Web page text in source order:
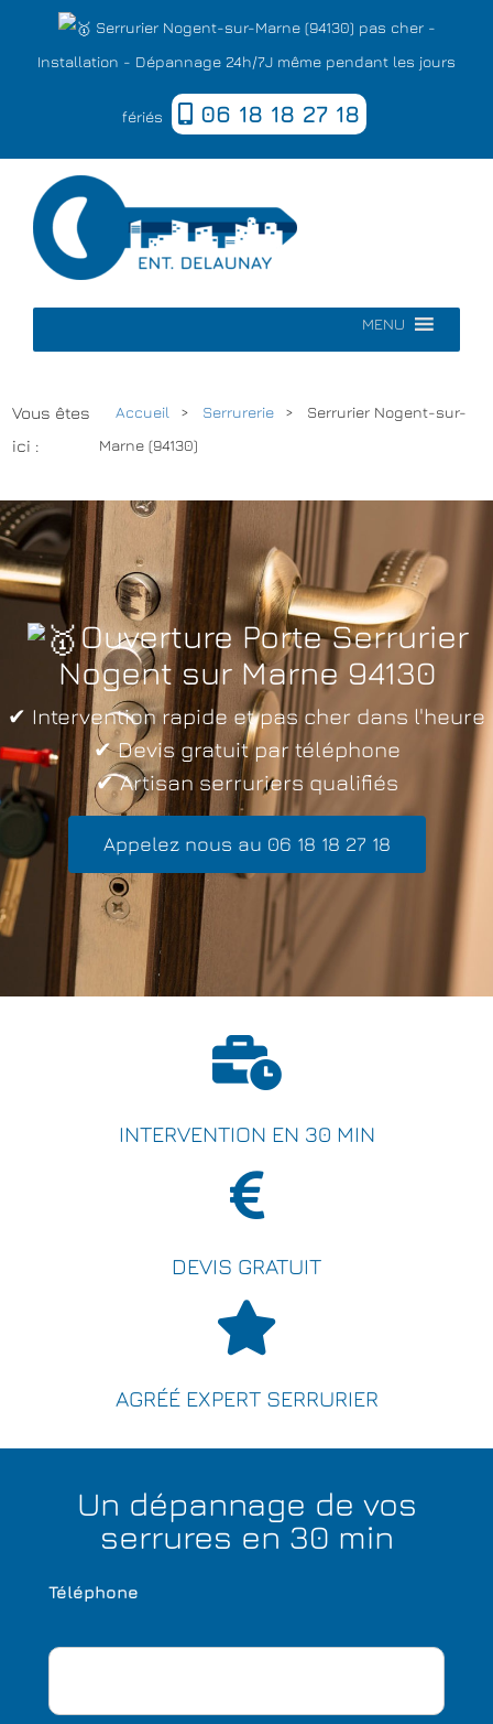
Serrurier Nogent-sur-Marne (94130) pas cher -
Installation - Dépannage 24h/7J même pendant les jours
fériés 06 18 18 27 18
MENU
Vous êtes
ici :
Accueil Serrurerie
Serrurier Nogent-sur-
Marne (94130)
Ouverture Porte Serrurier
Nogent sur Marne 94130
✔ Intervention rapide et pas cher dans l'heure
✔ Devis gratuit par téléphone
✔ Artisan serruriers qualifiés
Appelez nous au 06 18 18 27 18
INTERVENTION EN 30 MIN
DEVIS GRATUIT
AGRÉÉ EXPERT SERRURIER
Un dépannage de vos
serrures en 30 min
Téléphone